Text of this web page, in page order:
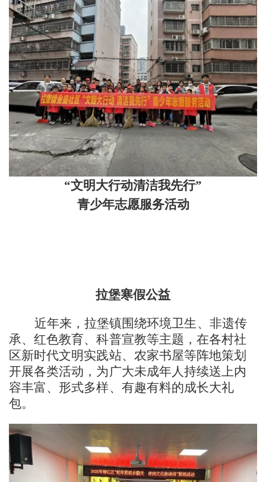
“文明大行动清洁我先行”
青少年志愿服务活动
拉堡寒假公益
近年来，拉堡镇围绕环境卫生、非遗传
承、红色教育、科普宣教等主题，在各村社
区新时代文明实践站、农家书屋等阵地策划
开展各类活动，为广大未成年人持续送上内
容丰富、形式多样、有趣有料的成长大礼
包。